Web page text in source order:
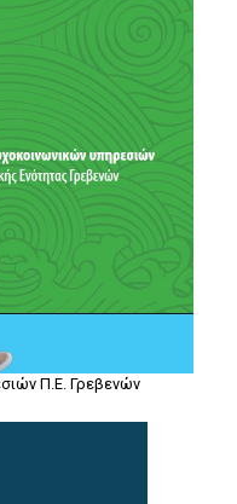
Π.Ε. Γρεβενών